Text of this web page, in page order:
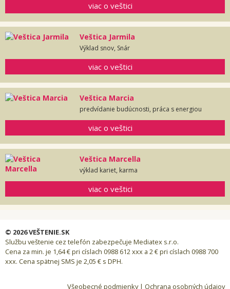
viac o veštici
Veštica Jarmila
Výklad snov, Snár
viac o veštici
Veštica Marcia
predvídanie budúcnosti, práca s energiou
viac o veštici
Veštica Marcella
výklad kariet, karma
viac o veštici
© 2026 VEŠTENIE.SK
Službu veštenie cez telefón zabezpečuje Mediatex s.r.o.
Cena za min. je 1,64 € pri císlach 0988 612 xxx a 2 € pri císlach 0988 700
xxx. Cena spätnej SMS je 2,05 € s DPH.
Všeobecné podmienky | Ochrana osobných údajov